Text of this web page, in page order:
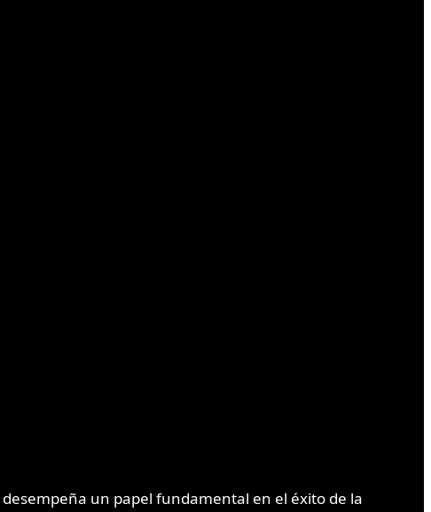
desempeña un papel fundamental en el éxito de la